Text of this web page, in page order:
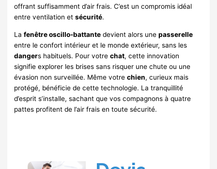
offrant suffisamment d’air frais. C’est un compromis idéal
entre ventilation etsécurité.
Lafenêtre oscillo-battante devient alors unepasserelle
entre le confort intérieur et le monde extérieur, sans les
dangers habituels. Pour votrechat, cette innovation
signifie explorer les brises sans risquer une chute ou une
évasion non surveillée. Même votrechien, curieux mais
protégé, bénéficie de cette technologie. La tranquillité
d’esprit s’installe, sachant que vos compagnons à quatre
pattes profitent de l’air frais en toute sécurité.